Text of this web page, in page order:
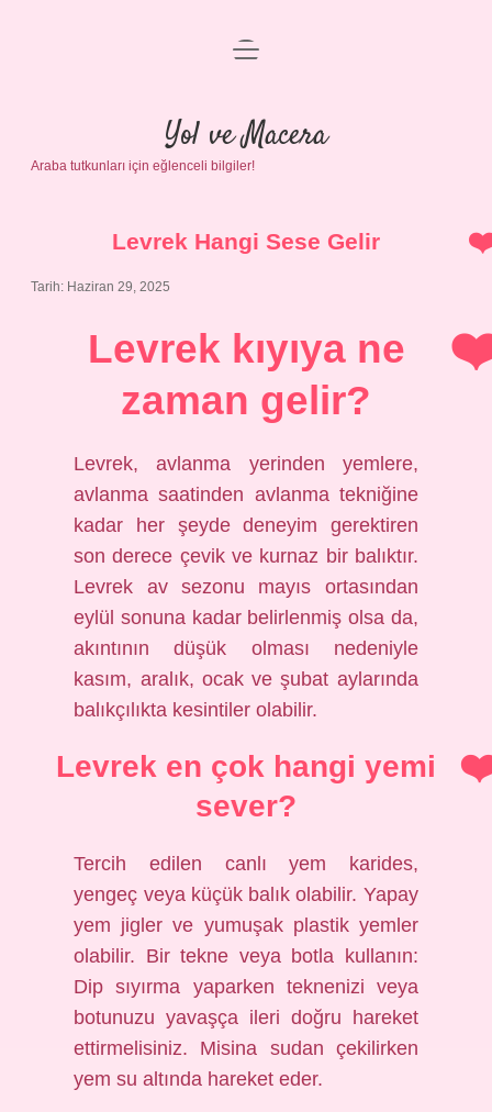
Anasayfa
Gizlilik Politikası
Yasal Uyarı
menüyü
Yol ve Macera
Araba tutkunları için eğlenceli bilgiler!
Levrek Hangi Sese Gelir
Tarih: Haziran 29, 2025
Levrek kıyıya ne
zaman gelir?
Levrek, avlanma yerinden yemlere,
avlanma saatinden avlanma tekniğine
kadar her şeyde deneyim gerektiren
son derece çevik ve kurnaz bir balıktır.
Levrek av sezonu mayıs ortasından
eylül sonuna kadar belirlenmiş olsa da,
akıntının düşük olması nedeniyle
kasım, aralık, ocak ve şubat aylarında
balıkçılıkta kesintiler olabilir.
Levrek en çok hangi yemi
sever?
Tercih edilen canlı yem karides,
yengeç veya küçük balık olabilir. Yapay
yem jigler ve yumuşak plastik yemler
olabilir. Bir tekne veya botla kullanın:
Dip sıyırma yaparken teknenizi veya
botunuzu yavaşça ileri doğru hareket
ettirmelisiniz. Misina sudan çekilirken
yem su altında hareket eder.